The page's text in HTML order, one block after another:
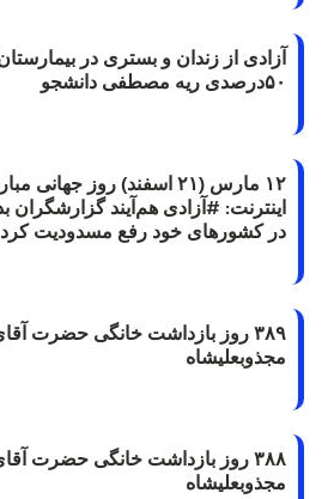
آزادی از زندان و بستری در
۵۰درصدی ریه مصطفی دانشجو
۱۲ مارس (۲۱ اسفند) روز
در کشورهای خود رفع مسدودیت کرد
۳۸۹ روز بازداشت خانگی حضرت
مجذوبعلیشاه
۳۸۸ روز بازداشت خانگی حضرت
مجذوبعلیشاه